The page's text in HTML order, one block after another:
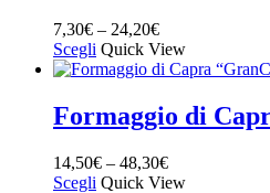
7,30€ – 24,20€
Scegli Quick View
Formaggio di
14,50€ – 48,30€
Scegli Quick View